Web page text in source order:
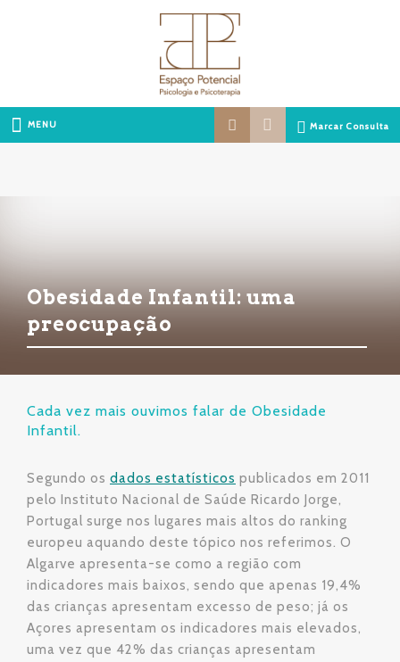
MENU Marcar Consulta
Obesidade Infantil: uma
preocupação
Cada vez mais ouvimos falar de Obesidade
Infantil.
Segundo os dados estatísticos publicados em 2011
pelo Instituto Nacional de Saúde Ricardo Jorge,
Portugal surge nos lugares mais altos do ranking
europeu aquando deste tópico nos referimos. O
Algarve apresenta-se como a região com
indicadores mais baixos, sendo que apenas 19,4%
das crianças apresentam excesso de peso; já os
Açores apresentam os indicadores mais elevados,
uma vez que 42% das crianças apresentam